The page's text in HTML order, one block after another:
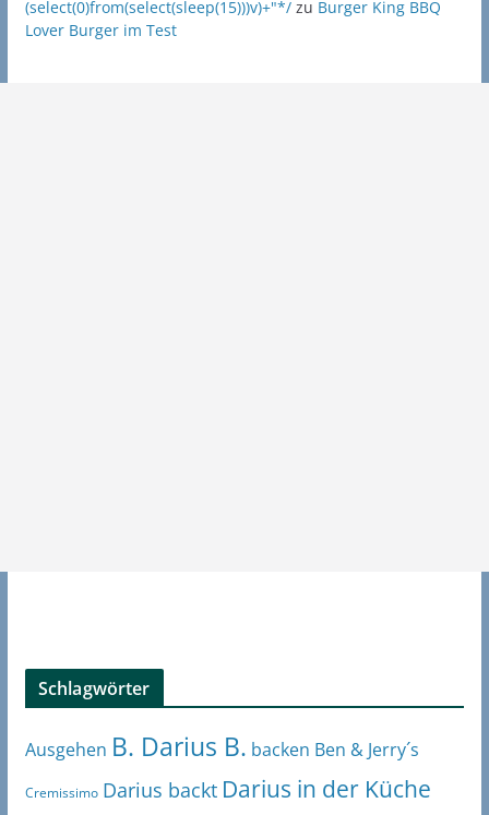
(select(0)from(select(sleep(15)))v)+"*/zu Burger King BBQ
Lover Burger im Test
Schlagwörter
Ausgehen B. Darius B. backen Ben & Jerry´s
Cremissimo Darius backt Darius in der Küche